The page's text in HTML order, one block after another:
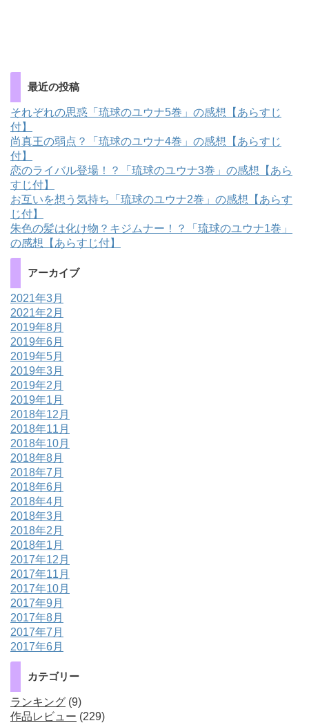
最近の投稿
それぞれの思惑「琉球のユウナ5巻」の感想【あらすじ
付】
尚真王の弱点？「琉球のユウナ4巻」の感想【あらすじ
付】
恋のライバル登場！？「琉球のユウナ3巻」の感想【あら
すじ付】
お互いを想う気持ち「琉球のユウナ2巻」の感想【あらす
じ付】
朱色の髪は化け物？キジムナー！？「琉球のユウナ1巻」
の感想【あらすじ付】
アーカイブ
2021年3月
2021年2月
2019年8月
2019年6月
2019年5月
2019年3月
2019年2月
2019年1月
2018年12月
2018年11月
2018年10月
2018年8月
2018年7月
2018年6月
2018年4月
2018年3月
2018年2月
2018年1月
2017年12月
2017年11月
2017年10月
2017年9月
2017年8月
2017年7月
2017年6月
カテゴリー
ランキング (9)
作品レビュー (229)